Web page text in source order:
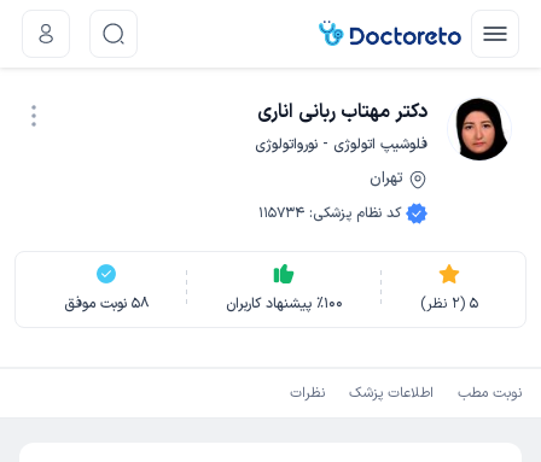
دکتر مهتاب ربانی اناری
فلوشیپ اتولوژی - نورواتولوژی
تهران
کد نظام پزشکی:
115734
5
(
2 نظر) ٪100 پیشنهاد کاربران 58 نوبت موفق
نوبت مطب اطلاعات پزشک نظرات